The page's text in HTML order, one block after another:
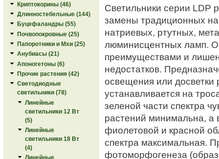
Криптокорины (46)
Длинностебельные (144)
Буцефаландры (55)
Почвопокровные (25)
Папоротники и Мхи (25)
Анубиасы (21)
Апоногетоны (6)
Прочие растения (42)
Светодиодные
светильники (78)
Линейные
светильники 12 Вт
(5)
Линейные
светильники 18 Вт
(4)
Линейные
Светильники серии LDP
замены традиционных
натриевых, ртутных,
люминисцентных ламп.
преимуществами и
недостатков.
освещения или досветки
устанавливается на
зеленой части спектра
растений минимальна, а
фиолетовой и красной
спектра максимальная.
фотоморфогенеза